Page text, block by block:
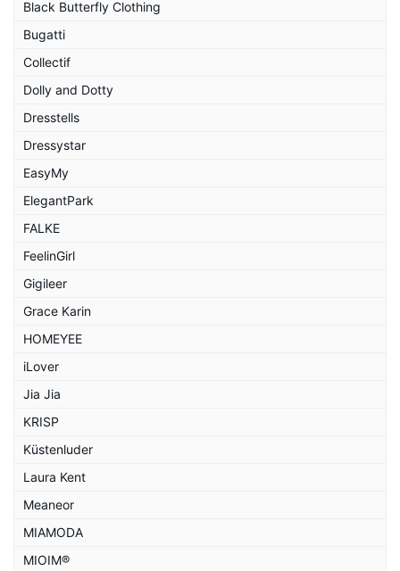
Black Butterfly Clothing
Bugatti
Collectif
Dolly and Dotty
Dresstells
Dressystar
EasyMy
ElegantPark
FALKE
FeelinGirl
Gigileer
Grace Karin
HOMEYEE
iLover
Jia Jia
KRISP
Küstenluder
Laura Kent
Meaneor
MIAMODA
MIOIM®